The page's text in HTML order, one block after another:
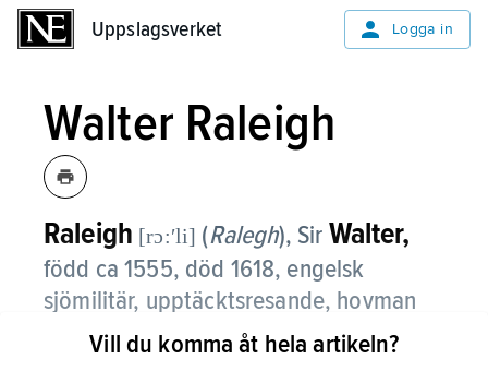
Uppslagsverket Logga in
Walter Raleigh
Raleigh [rɔ:ʹli] (Ralegh), Sir Walter,
född ca 1555, död 1618, engelsk
sjömilitär, upptäcktsresande, hovman
och författare.
Vill du komma åt hela artikeln?